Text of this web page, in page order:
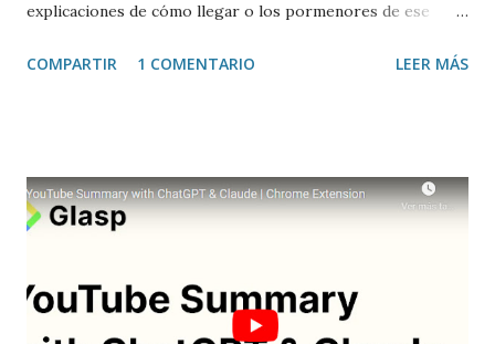
explicaciones de cómo llegar o los pormenores de ese
el creador de este portal. Descargar mp3
COMPARTIR 1 COMENTARIO LEER MÁS